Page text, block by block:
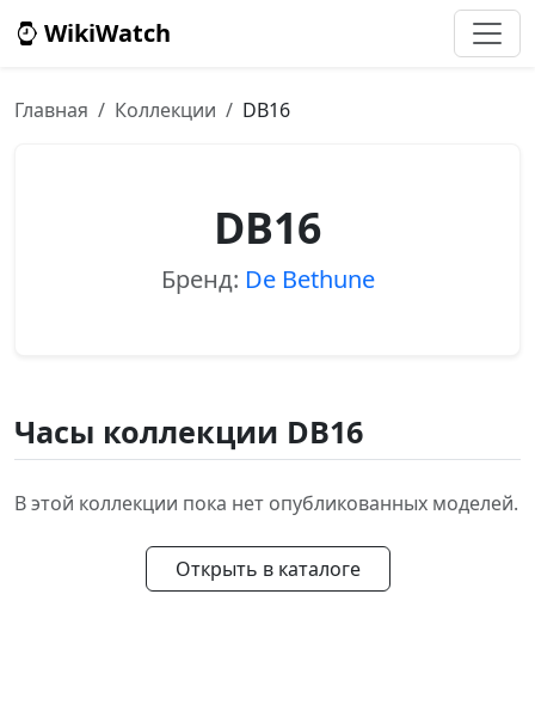
WikiWatch
Главная Коллекции DB16
DB16
Бренд: De Bethune
Часы коллекции DB16
В этой коллекции пока нет опубликованных моделей.
Открыть в каталоге